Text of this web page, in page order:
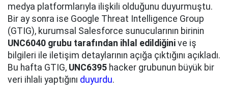
medya platformlarıyla ilişkili olduğunu duyurmuştu.
Bir ay sonra ise Google Threat Intelligence Group
(GTIG), kurumsal Salesforce sunucularının birinin
UNC6040 grubu tarafından ihlal edildiğini ve iş
bilgileri ile iletişim detaylarının açığa çıktığını açıkladı.
Bu hafta GTIG, UNC6395 hacker grubunun büyük bir
veri ihlali yaptığını duyurdu.